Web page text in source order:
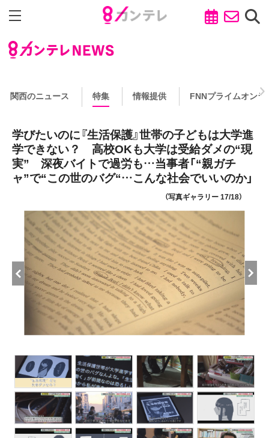
関西のニュース 特集 情報提供 FNNプライムオンラ
学びたいのに『生活保護』世帯の子どもは大学進
学できない？ 高校OKも大学は受給ダメの“現
実” 深夜バイトで過労も…当事者「“親ガチ
ャ”で“この世のバグ“…こんな社会でいいのか」
（写真ギャラリー 17/18）